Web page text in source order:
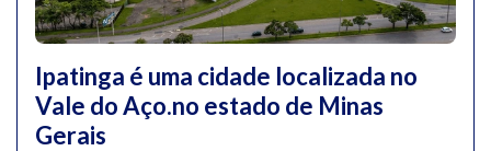
Ipatinga é uma cidade localizada no
Vale do Aço.no estado de Minas
Gerais